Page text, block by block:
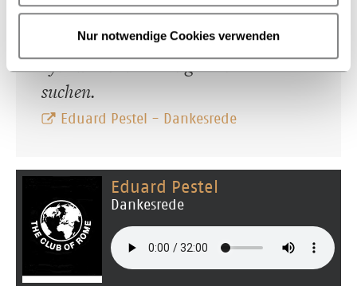
Nur notwendige Cookies verwenden
reichen Ländern Wege zum Übergang
vom wirtschaftlichen Wachstum zum
dynamischen Gleichgewicht zu
suchen.
Eduard Pestel - Dankesrede
Eduard Pestel
Dankesrede